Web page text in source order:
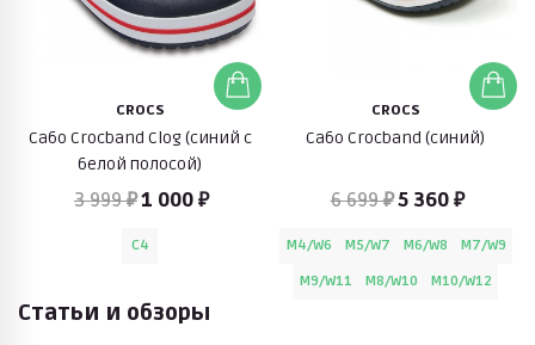
CROCS
Сабо Crocband Clog (синий с
белой полосой)
3 999 ₽1 000 ₽
C4
CROCS
Cабо Crocband (синий)
6 699 ₽5 360 ₽
M4/W6 M5/W7 M6/W8
M7/W9
M9/W11
M8/W10 M10/W12
Статьи и обзоры